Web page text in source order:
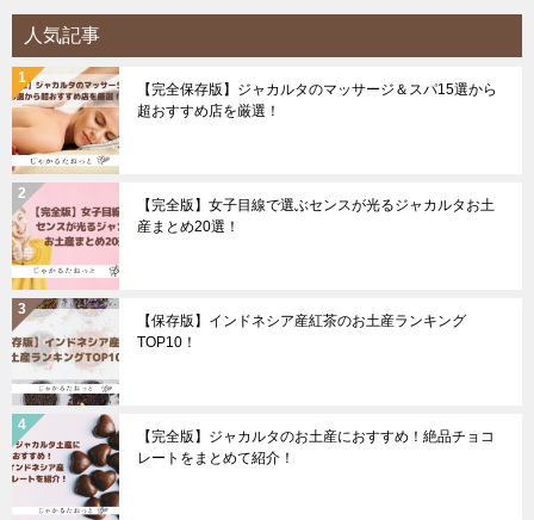
人気記事
【完全保存版】ジャカルタのマッサージ＆スパ15選から
超おすすめ店を厳選！
【完全版】女子目線で選ぶセンスが光るジャカルタお土
産まとめ20選！
【保存版】インドネシア産紅茶のお土産ランキング
TOP10！
【完全版】ジャカルタのお土産におすすめ！絶品チョコ
レートをまとめて紹介！